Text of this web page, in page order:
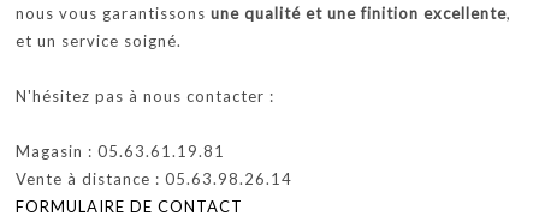
nous vous garantissons une qualité et une finition excellente,
et un service soigné.
N'hésitez pas à nous contacter :
Magasin : 05.63.61.19.81
Vente à distance : 05.63.98.26.14
FORMULAIRE DE CONTACT